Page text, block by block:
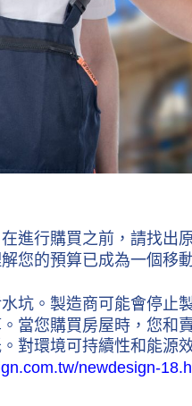
進行購買之前，請找
您的預算已成為一個移
坑。製造商可能會停
當您購買房屋時，您
對環境可持續性和能
newdesign-